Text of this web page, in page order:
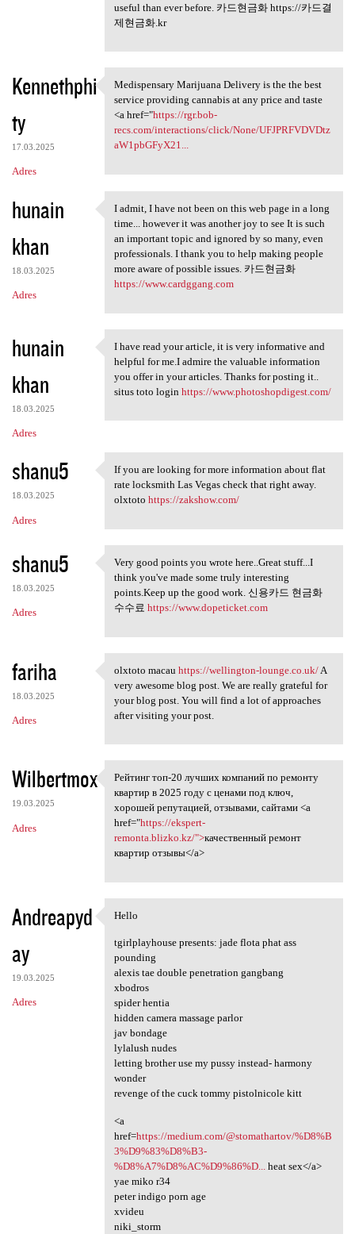
useful than ever before. 카드현금화 https://카드결
제현금화.kr
Kennethphi
ty
17.03.2025
Adres
Medispensary Marijuana
Medispensary Marijuana Delivery is the the best
service providing cannabis at any price and taste
<a href="https://rgr.bob-
recs.com/interactions/click/None/UFJPRFVDVDtz
aW1pbGFyX21...
hunain
khan
18.03.2025
Adres
I admit, I have not been on
I admit, I have not been on this web page in a long
time... however it was another joy to see It is such
an important topic and ignored by so many, even
professionals. I thank you to help making people
more aware of possible issues. 카드현금화
https://www.cardggang.com
hunain
khan
18.03.2025
Adres
I have read your article, it
I have read your article, it is very informative and
helpful for me.I admire the valuable information
you offer in your articles. Thanks for posting it..
situs toto login https://www.photoshopdigest.com/
shanu5
18.03.2025
Adres
If you are looking for more
If you are looking for more information about flat
rate locksmith Las Vegas check that right away.
olxtoto https://zakshow.com/
shanu5
18.03.2025
Adres
Very good points you wrote
Very good points you wrote here..Great stuff...I
think you've made some truly interesting
points.Keep up the good work. 신용카드 현금화
수수료 https://www.dopeticket.com
fariha
18.03.2025
Adres
olxtoto macau https:/
olxtoto macau https://wellington-lounge.co.uk/A
very awesome blog post. We are really grateful for
your blog post. You will find a lot of approaches
after visiting your post.
Wilbertmox
19.03.2025
Adres
Рейтинг топ-20 лучших
Рейтинг топ-20 лучших компаний по ремонту
квартир в 2025 году с ценами под ключ,
хорошей репутацией, отзывами, сайтами <a
href="https://ekspert-
remonta.blizko.kz/">качественный ремонт
квартир отзывы</a>
Andreapyd
ay
19.03.2025
Adres
Hello
Hello
tgirlplayhouse presents: jade flota phat ass
pounding
alexis tae double penetration gangbang
xbodros
spider hentia
hidden camera massage parlor
jav bondage
lylalush nudes
letting brother use my pussy instead- harmony
wonder
revenge of the cuck tommy pistolnicole kitt
<a
href=https://medium.com/@stomathartov/%D8%B
3%D9%83%D8%B3-
%D8%A7%D8%AC%D9%86%D...heat sex</a>
yae miko r34
peter indigo porn age
xvideu
niki_storm